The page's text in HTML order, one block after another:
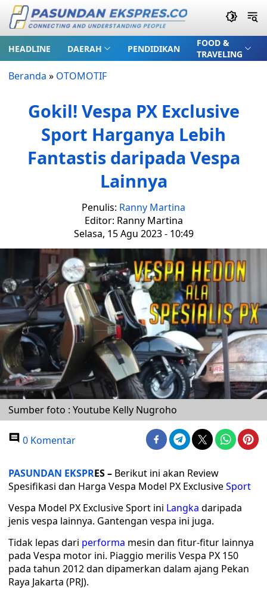
HEADLINE DAERAH PENDIDIKAN
FOOD &
TRAVELING
Beranda » OTOMOTIF
Gokil! Vespa PX Exclusive
Sport Harganya Lebih
Fantastis daripada Vespa
Lainnya
Penulis: Ranny Martina
Editor: Ranny Martina
Selasa, 15 Agu 2023 - 10:49
Sumber foto : Youtube Kelly Nugroho
0 Komentar
PASUNDAN EKSPRES – Berikut ini akan Review
Spesifikasi dan Harga Vespa Model PX ExclusiveSport
Vespa Model PX Exclusive Sport ini Langka daripada
jenis vespa lainnya. Gantengan vespa ini juga.
Tidak lepas dari performa mesin dan fitur-fitur lainnya
pada Vespa motor ini. Piaggio merilis Vespa PX 150
pada tahun 2012 dan dipamerkan dalam ajang Pekan
Raya Jakarta (PRJ).